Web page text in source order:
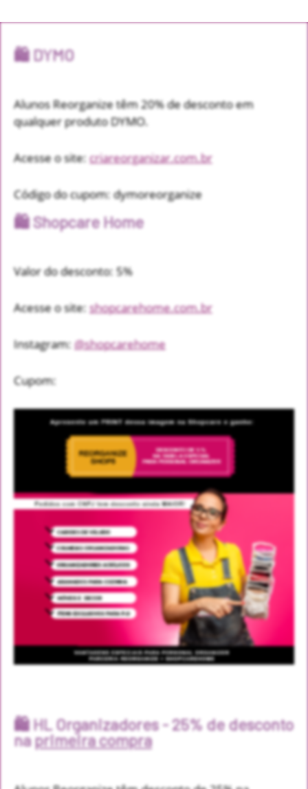
🛍️ DYMO
Alunos Reorganize têm 20% de desconto em
qualquer produto DYMO.
Acesse o site:criareorganizar.com.br
Código do cupom: dymoreorganize
🛍️ Shopcare Home
Valor do desconto: 5%
Acesse o site:shopcarehome.com.br
Instagram:@shopcarehome
Cupom:
🛍️ HL Organizadores - 25% de desconto
naprimeira compra